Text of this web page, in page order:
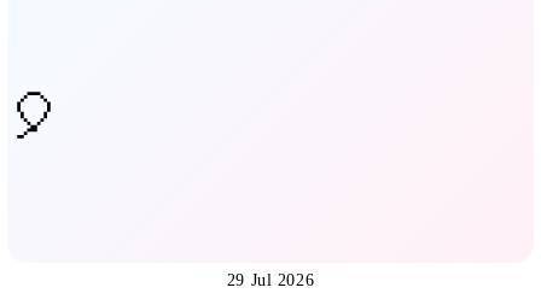
29 Jul 2026